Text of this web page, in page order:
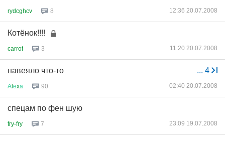
rydcghcv 8 12:36 20.07.2008
Котёнок!!!!
carrot 3 11:20 20.07.2008
... 4
навеяло что-то
Аlеxа 90 02:40 20.07.2008
спецам по фен шую
fry-fry 7 23:09 19.07.2008